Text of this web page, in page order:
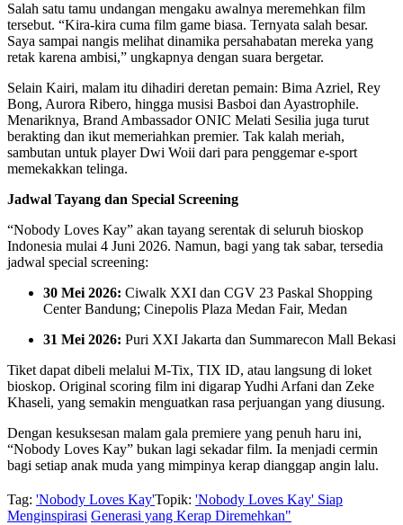
Salah satu tamu undangan mengaku awalnya meremehkan film
tersebut. “Kira-kira cuma film game biasa. Ternyata salah besar.
Saya sampai nangis melihat dinamika persahabatan mereka yang
retak karena ambisi,” ungkapnya dengan suara bergetar.
Selain Kairi, malam itu dihadiri deretan pemain: Bima Azriel, Rey
Bong, Aurora Ribero, hingga musisi Basboi dan Ayastrophile.
Menariknya, Brand Ambassador ONIC Melati Sesilia juga turut
berakting dan ikut memeriahkan premier. Tak kalah meriah,
sambutan untuk player Dwi Woii dari para penggemar e-sport
memekakkan telinga.
Jadwal Tayang dan Special Screening
“Nobody Loves Kay” akan tayang serentak di seluruh bioskop
Indonesia mulai 4 Juni 2026. Namun, bagi yang tak sabar, tersedia
jadwal special screening:
30 Mei 2026: Ciwalk XXI dan CGV 23 Paskal Shopping
Center Bandung; Cinepolis Plaza Medan Fair, Medan
31 Mei 2026: Puri XXI Jakarta dan Summarecon Mall Bekasi
Tiket dapat dibeli melalui M-Tix, TIX ID, atau langsung di loket
bioskop. Original scoring film ini digarap Yudhi Arfani dan Zeke
Khaseli, yang semakin menguatkan rasa perjuangan yang diusung.
Dengan kesuksesan malam gala premiere yang penuh haru ini,
“Nobody Loves Kay” bukan lagi sekadar film. Ia menjadi cermin
bagi setiap anak muda yang mimpinya kerap dianggap angin lalu.
Tag: 'Nobody Loves Kay'Topik: 'Nobody Loves Kay' Siap
Menginspirasi Generasi yang Kerap Diremehkan"